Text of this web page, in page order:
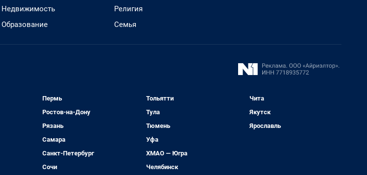
Недвижимость
Образование
Религия
Семья
Пермь
Ростов-на-Дону
Рязань
Самара
Санкт-Петербург
Сочи
Тольятти
Тула
Тюмень
Уфа
ХМАО — Югра
Челябинск
Чита
Якутск
Ярославль